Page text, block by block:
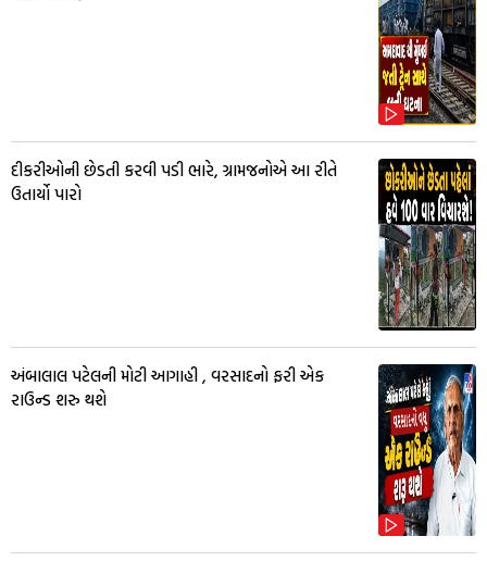
દીકરીઓની છેડતી કરવી પડી ભારે, ગ્રામજનોએ આ રીતે
ઉતાર્યો પારો
અંબાલાલ પટેલની મોટી આગાહી , વરસાદનો ફરી એક
રાઉન્ડ શરુ થશે